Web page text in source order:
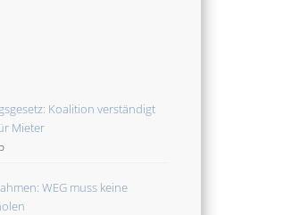
Koalition verständigt
Mieter
WEG muss keine